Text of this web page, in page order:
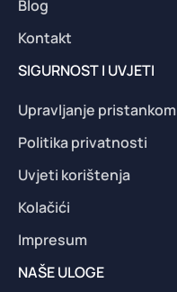
Blog
Kontakt
SIGURNOST I UVJETI
Upravljanje pristankom
Politika privatnosti
Uvjeti korištenja
Kolačići
Impresum
NAŠE ULOGE